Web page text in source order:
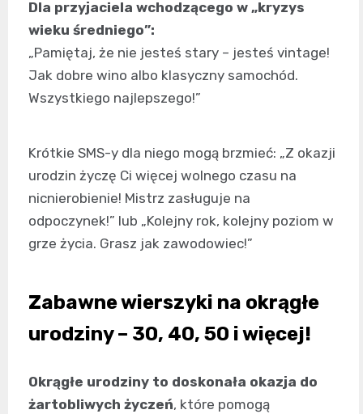
Dla przyjaciela wchodzącego w „kryzys
wieku średniego”:
„Pamiętaj, że nie jesteś stary – jesteś vintage!
Jak dobre wino albo klasyczny samochód.
Wszystkiego najlepszego!”
Krótkie SMS-y dla niego mogą brzmieć: „Z okazji
urodzin życzę Ci więcej wolnego czasu na
nicnierobienie! Mistrz zasługuje na
odpoczynek!” lub „Kolejny rok, kolejny poziom w
grze życia. Grasz jak zawodowiec!”
Zabawne wierszyki na okrągłe
urodziny – 30, 40, 50 i więcej!
Okrągłe urodziny to doskonała okazja do
żartobliwych życzeń, które pomogą